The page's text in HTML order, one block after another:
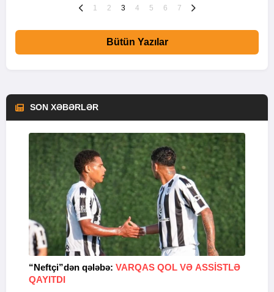
1 2 3 4 5 6 7
Bütün Yazılar
SON XƏBƏRLƏR
“Neftçi”dən qələbə: VARQAS QOL VƏ ASSİSTLƏ
QAYITDI